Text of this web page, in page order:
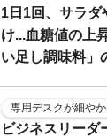
1日1回、サラダ
け...血糖値の上
い足し調味料」
専用デスクが細や
ビジネスリーダ